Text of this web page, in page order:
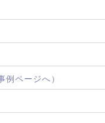
ページへ）